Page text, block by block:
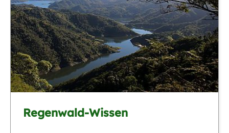
Regenwald-Wissen